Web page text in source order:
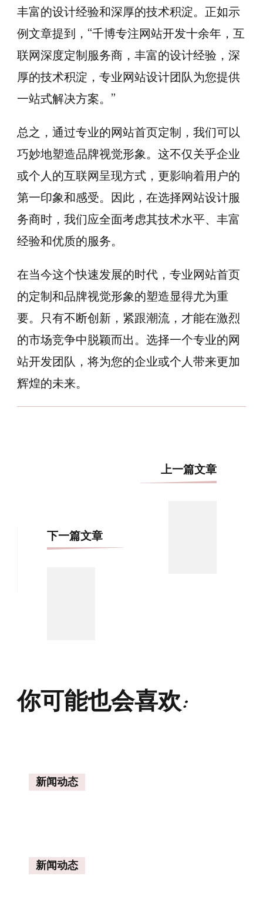
丰富的设计经验和深厚的技术积淀。正如示
例文章提到，“千博专注网站开发十余年，互
联网深度定制服务商，丰富的设计经验，深
厚的技术积淀，专业网站设计团队为您提供
一站式解决方案。”
总之，通过专业的网站首页定制，我们可以
巧妙地塑造品牌视觉形象。这不仅关乎企业
或个人的互联网呈现方式，更影响着用户的
第一印象和感受。因此，在选择网站设计服
务商时，我们应全面考虑其技术水平、丰富
经验和优质的服务。
在当今这个快速发展的时代，专业网站首页
的定制和品牌视觉形象的塑造显得尤为重
要。只有不断创新，紧跟潮流，才能在激烈
的市场竞争中脱颖而出。选择一个专业的网
站开发团队，将为您的企业或个人带来更加
辉煌的未来。
上一篇文章
下一篇文章
你可能也会喜欢:
新闻动态
新闻动态